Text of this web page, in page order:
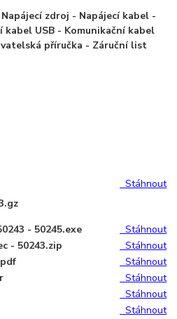
zdroj - Napájecí kabel -
kabel USB - Komunikační kabel
příručka - Záruční list
Stáhnout
- 50245.exe
Stáhnout
- 50243.zip
Stáhnout
Stáhnout
Stáhnout
Stáhnout
Stáhnout